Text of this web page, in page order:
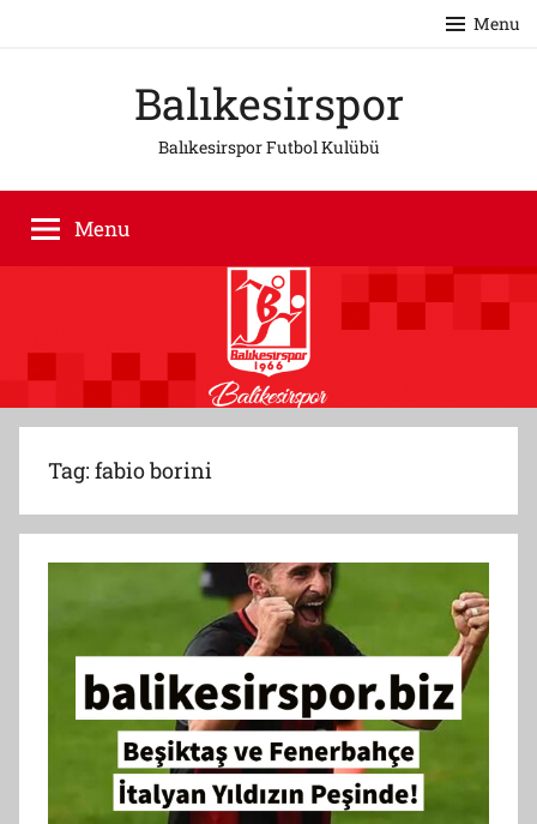
Menu
Balıkesirspor
Balıkesirspor Futbol Kulübü
Menu
Tag: fabio borini